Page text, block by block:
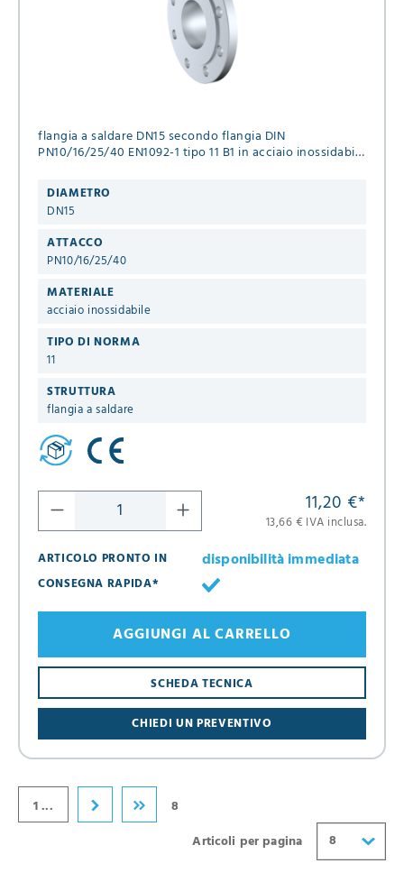
flangia a saldare DN15 secondo flangia DIN
PN10/16/25/40 EN1092-1 tipo 11 B1 in acciaio inossidabile
DIAMETRO
DN15
ATTACCO
PN10/16/25/40
MATERIALE
acciaio inossidabile
TIPO DI NORMA
11
STRUTTURA
flangia a saldare
11,20 €*
13,66 € IVA inclusa.
ARTICOLO PRONTO IN
disponibilità immediata
CONSEGNA RAPIDA*
CHIEDI UN PREVENTIVO
SCHEDA TECNICA
AGGIUNGI AL CARRELLO
1 ...
8
Articoli per pagina
8
8
16